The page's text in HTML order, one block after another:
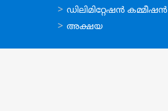
ഡിലിമിറ്റേഷന്‍ കമ്മീഷന്‍
അക്ഷയ